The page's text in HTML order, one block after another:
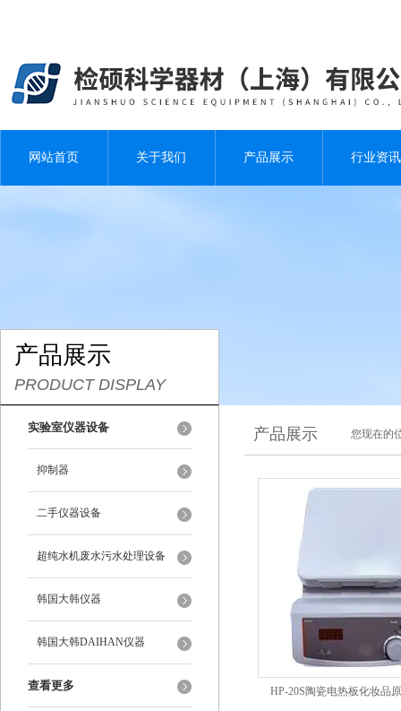
网站首页 关于我们 产品展示 行业资讯
产品展示
PRODUCT DISPLAY
实验室仪器设备
抑制器
二手仪器设备
超纯水机废水污水处理设备
韩国大韩仪器
韩国大韩DAIHAN仪器
查看更多
产品展示 您现在的
HP-20S陶瓷电热板化妆品